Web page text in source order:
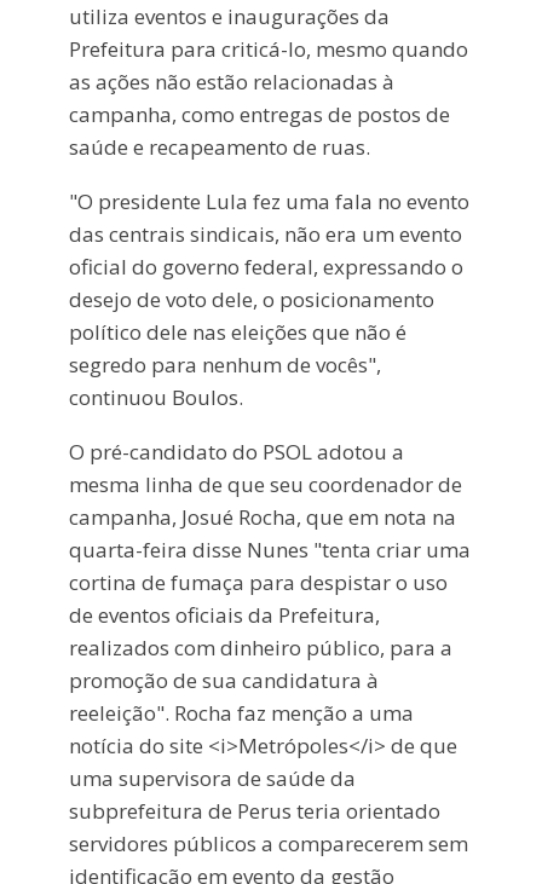
utiliza eventos e inaugurações da
Prefeitura para criticá-lo, mesmo quando
as ações não estão relacionadas à
campanha, como entregas de postos de
saúde e recapeamento de ruas.
"O presidente Lula fez uma fala no evento
das centrais sindicais, não era um evento
oficial do governo federal, expressando o
desejo de voto dele, o posicionamento
político dele nas eleições que não é
segredo para nenhum de vocês",
continuou Boulos.
O pré-candidato do PSOL adotou a
mesma linha de que seu coordenador de
campanha, Josué Rocha, que em nota na
quarta-feira disse Nunes "tenta criar uma
cortina de fumaça para despistar o uso
de eventos oficiais da Prefeitura,
realizados com dinheiro público, para a
promoção de sua candidatura à
reeleição". Rocha faz menção a uma
notícia do site <i>Metrópoles</i> de que
uma supervisora de saúde da
subprefeitura de Perus teria orientado
servidores públicos a comparecerem sem
identificação em evento da gestão